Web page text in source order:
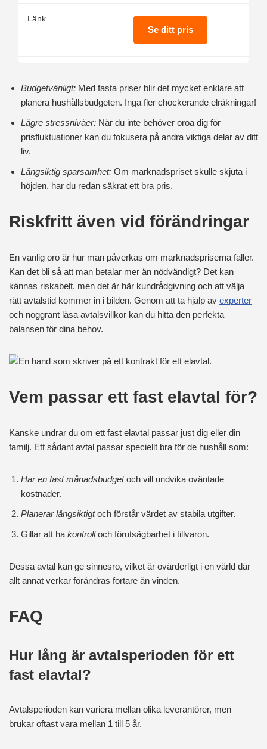
Se ditt pris
Budgetvänligt: Med fasta priser blir det mycket enklare att
planera hushållsbudgeten. Inga fler chockerande elräkningar!
Lägre stressnivåer: När du inte behöver oroa dig för
prisfluktuationer kan du fokusera på andra viktiga delar av ditt
liv.
Långsiktig sparsamhet: Om marknadspriset skulle skjuta i
höjden, har du redan säkrat ett bra pris.
Riskfritt även vid förändringar
En vanlig oro är hur man påverkas om marknadspriserna faller.
Kan det bli så att man betalar mer än nödvändigt? Det kan
kännas riskabelt, men det är här kundrådgivning och att välja
rätt avtalstid kommer in i bilden. Genom att ta hjälp av experter
och noggrant läsa avtalsvillkor kan du hitta den perfekta
balansen för dina behov.
Vem passar ett fast elavtal för?
Kanske undrar du om ett fast elavtal passar just dig eller din
familj. Ett sådant avtal passar speciellt bra för de hushåll som:
Har en fast månadsbudgetoch vill undvika oväntade
kostnader.
Planerar långsiktigtoch förstår värdet av stabila utgifter.
Gillar att ha kontrolloch förutsägbarhet i tillvaron.
Dessa avtal kan ge sinnesro, vilket är ovärderligt i en värld där
allt annat verkar förändras fortare än vinden.
FAQ
Hur lång är avtalsperioden för ett
fast elavtal?
Avtalsperioden kan variera mellan olika leverantörer, men
brukar oftast vara mellan 1 till 5 år.